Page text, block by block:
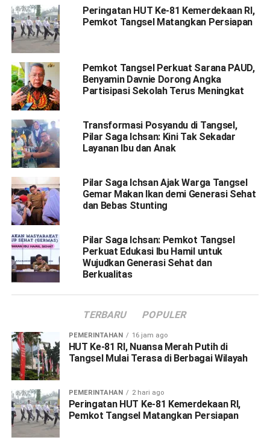
Peringatan HUT Ke-81 Kemerdekaan RI,
Pemkot Tangsel Matangkan Persiapan
Pemkot Tangsel Perkuat Sarana PAUD,
Benyamin Davnie Dorong Angka
Partisipasi Sekolah Terus Meningkat
Transformasi Posyandu di Tangsel,
Pilar Saga Ichsan: Kini Tak Sekadar
Layanan Ibu dan Anak
Pilar Saga Ichsan Ajak Warga Tangsel
Gemar Makan Ikan demi Generasi Sehat
dan Bebas Stunting
Pilar Saga Ichsan: Pemkot Tangsel
Perkuat Edukasi Ibu Hamil untuk
Wujudkan Generasi Sehat dan
Berkualitas
TERBARU POPULER
PEMERINTAHAN 16 jam ago
HUT Ke-81 RI, Nuansa Merah Putih di
Tangsel Mulai Terasa di Berbagai Wilayah
PEMERINTAHAN 2 hari ago
Peringatan HUT Ke-81 Kemerdekaan RI,
Pemkot Tangsel Matangkan Persiapan